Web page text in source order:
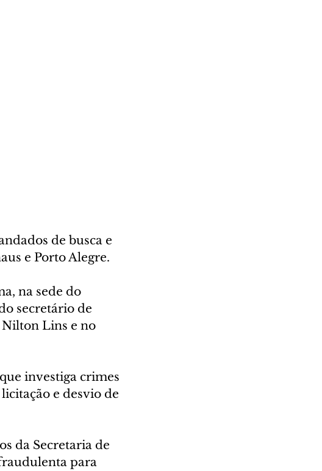
de busca e
e Porto Alegre.
na sede do
secretário de
Nilton Lins e no
investiga crimes
e desvio de
da Secretaria de
para